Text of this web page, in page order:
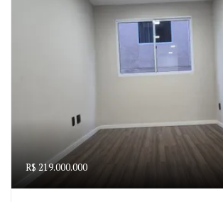
R$ 219.000.000